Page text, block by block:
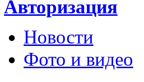
Авторизация
Новости
Фото и видео